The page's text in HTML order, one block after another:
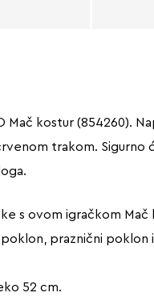
Mač kostur (854260).
trakom. Sigurno
s ovom igračkom Mač
praznični poklon
52 cm.